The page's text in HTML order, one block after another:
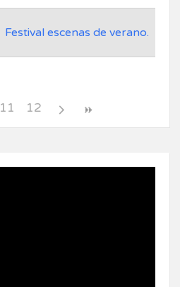
Festival escenas de verano.
11 12